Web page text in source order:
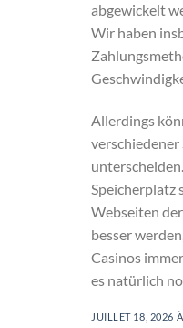
abgewickelt
Wir haben
Allerdings
Speicherplatz
Webseiten
besser
Casinos
es natürlich
JUILLET 18, 2026